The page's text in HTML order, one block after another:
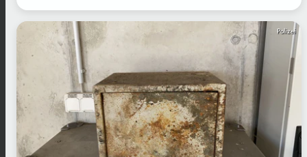
Polizei